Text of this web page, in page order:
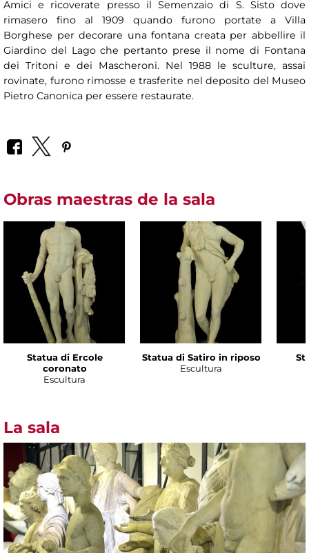
Amici e ricoverate presso il Semenzaio di S. Sisto dove
rimasero fino al 1909 quando furono portate a Villa
Borghese per decorare una fontana creata per abbellire il
Giardino del Lago che pertanto prese il nome di Fontana
dei Tritoni e dei Mascheroni. Nel 1988 le sculture, assai
rovinate, furono rimosse e trasferite nel deposito del Museo
Pietro Canonica per essere restaurate.
Obras maestras de la sala
Statua di Ercole
coronato
Escultura
Statua di Satiro in riposo
Escultura
La sala